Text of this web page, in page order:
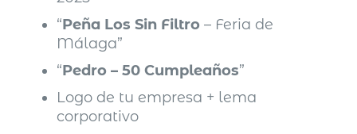
“Peña Los Sin Filtro – Feria de
Málaga”
“Pedro – 50 Cumpleaños”
Logo de tu empresa + lema
corporativo